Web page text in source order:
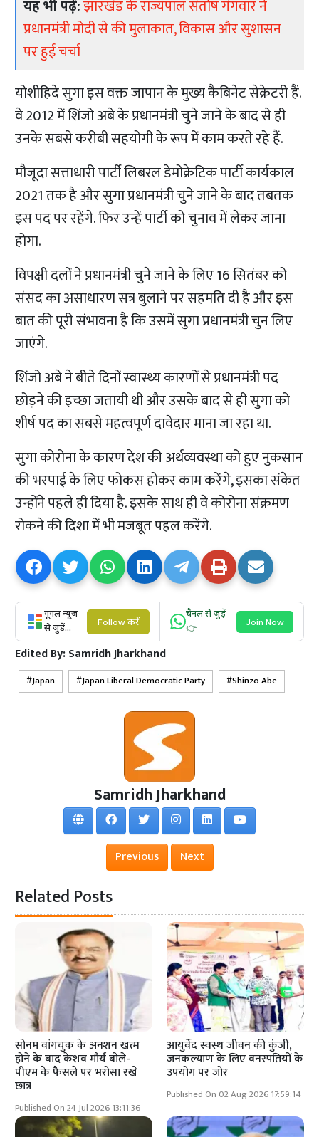
यह भी पढ़ें:झारखंड के राज्यपाल संतोष गंगवार ने
प्रधानमंत्री मोदी से की मुलाकात, विकास और सुशासन
पर हुई चर्चा
योशीहिदे सुगा इस वक्त जापान के मुख्य कैबिनेट सेक्रेटरी हैं.
वे 2012 में शिंजो अबे के प्रधानमंत्री चुने जाने के बाद से ही
उनके सबसे करीबी सहयोगी के रूप में काम करते रहे हैं.
मौजूदा सत्ताधारी पार्टी लिबरल डेमोक्रेटिक पार्टी कार्यकाल
2021 तक है और सुगा प्रधानमंत्री चुने जाने के बाद तबतक
इस पद पर रहेंगे. फिर उन्हें पार्टी को चुनाव में लेकर जाना
होगा.
विपक्षी दलों ने प्रधानमंत्री चुने जाने के लिए 16 सितंबर को
संसद का असाधारण सत्र बुलाने पर सहमति दी है और इस
बात की पूरी संभावना है कि उसमें सुगा प्रधानमंत्री चुन लिए
जाएंगे.
शिंजो अबे ने बीते दिनों स्वास्थ्य कारणों से प्रधानमंत्री पद
छोड़ने की इच्छा जतायी थी और उसके बाद से ही सुगा को
शीर्ष पद का सबसे महत्वपूर्ण दावेदार माना जा रहा था.
सुगा कोरोना के कारण देश की अर्थव्यवस्था को हुए नुकसान
की भरपाई के लिए फोकस होकर काम करेंगे, इसका संकेत
उन्होंने पहले ही दिया है. इसके साथ ही वे कोरोना संक्रमण
रोकने की दिशा में भी मजबूत पहल करेंगे.
गूगल न्यूज
से जुड़ें...
Follow करें
चैनल से जुड़ें
👉
Join Now
Edited By:Samridh Jharkhand
Japan Japan Liberal Democratic Party Shinzo Abe
Samridh Jharkhand
Previous Next
Related Posts
सोनम वांगचुक के अनशन खत्म
होने के बाद केशव मौर्य बोले-
पीएम के फैसले पर भरोसा रखें
छात्र
Published On 24 Jul 2026 13:11:36
आयुर्वेद स्वस्थ जीवन की कुंजी,
जनकल्याण के लिए वनस्पतियों के
उपयोग पर जोर
Published On 02 Aug 2026 17:59:14